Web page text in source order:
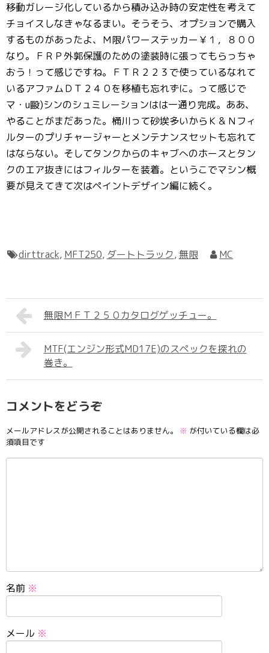
移動ガレージ化しているから積み込み時の安定性を考えて
チョイスしなきゃなるまい。そうそう、オプションで購入
するものがあったよ、Ｍ限パワーステッカー￥１，８００
なり。ＦＲＰ外郭保護のための塗装時に張ってもらっちゃ
おう！って感じですね。ＦＴＲ２２３で使っているなれて
いるアファムＤＴ２４０を移植も忘れずに。って感じで
マ・u毆)シンのシュミレーションはは一通り完成。ああ、
やることがまだあった。桶川って砂埃多いからＫ＆Ｎフィ
ルターのプリチャージャーとメンテナンスセットも忘れて
はならない。そしてタンクからのキャブへのホースとタン
クのエア抜きにはフィルターを装着。というこでマシン概
要が見えてきて次はペイントデザイン編に続く。
dirttrack, MFT250, ダートトラック, 無限 MC
無限ＭＦＴ２５０カタログゲッチュー。
MTF(エンジン形式MD17E)のスペックを探れの
巻き。
コメントをどうぞ
メールアドレスが公開されることはありません。 ※ が付いている欄は必
須項目です
名前 ※
メール ※